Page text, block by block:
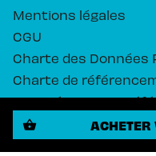
shopping_basket ACHETER
Mentions légales
CGU
Charte des Données
Charte de
Paramétrez vos